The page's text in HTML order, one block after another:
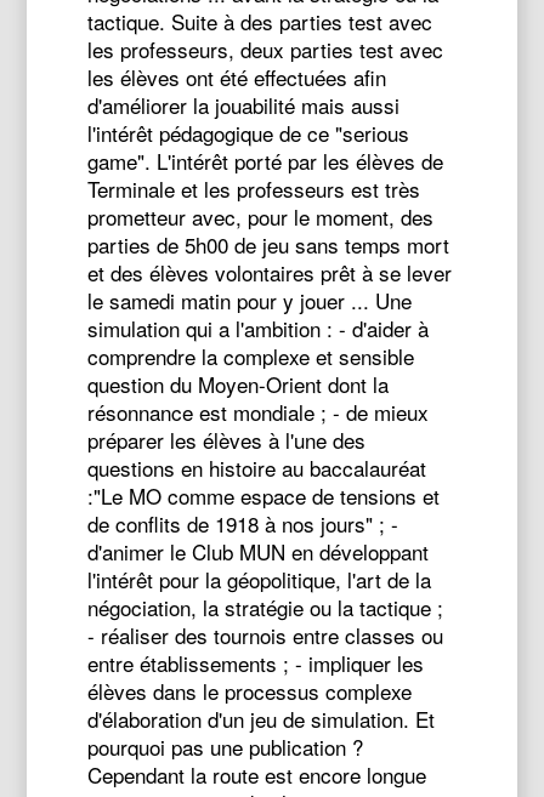
tactique. Suite à des parties test avec
les professeurs, deux parties test avec
les élèves ont été effectuées afin
d'améliorer la jouabilité mais aussi
l'intérêt pédagogique de ce "serious
game". L'intérêt porté par les élèves de
Terminale et les professeurs est très
prometteur avec, pour le moment, des
parties de 5h00 de jeu sans temps mort
et des élèves volontaires prêt à se lever
le samedi matin pour y jouer ... Une
simulation qui a l'ambition : - d'aider à
comprendre la complexe et sensible
question du Moyen-Orient dont la
résonnance est mondiale ; - de mieux
préparer les élèves à l'une des
questions en histoire au baccalauréat
:"Le MO comme espace de tensions et
de conflits de 1918 à nos jours" ; -
d'animer le Club MUN en développant
l'intérêt pour la géopolitique, l'art de la
négociation, la stratégie ou la tactique ;
- réaliser des tournois entre classes ou
entre établissements ; - impliquer les
élèves dans le processus complexe
d'élaboration d'un jeu de simulation. Et
pourquoi pas une publication ?
Cependant la route est encore longue